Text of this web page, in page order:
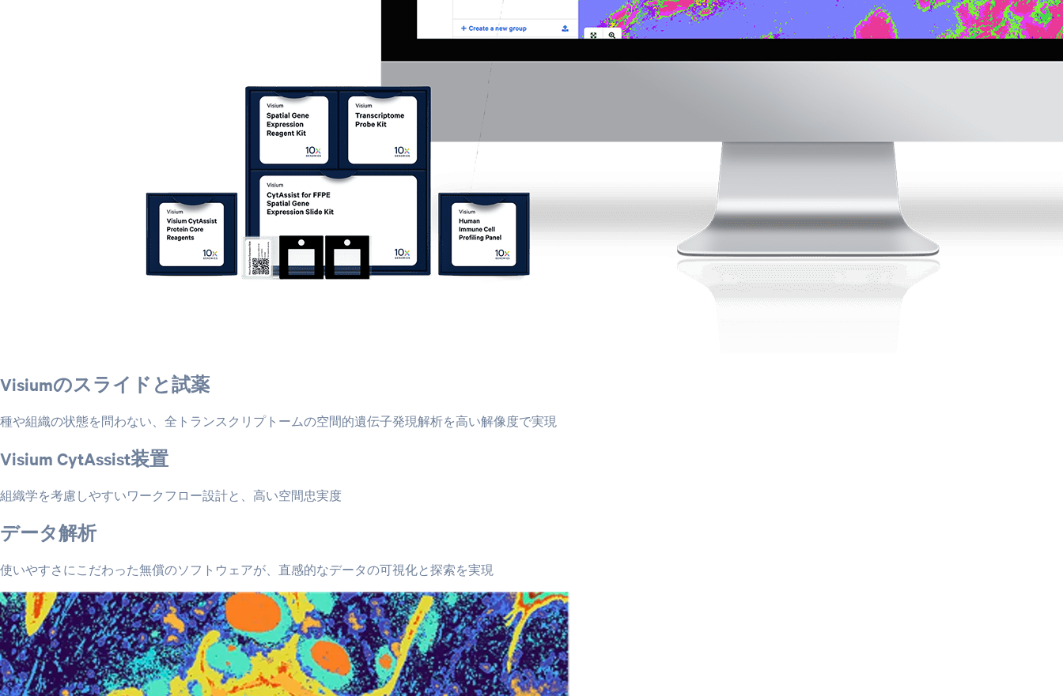
Visiumのスライドと試薬
種や組織の状態を問わない、全トランスクリプトームの空間的遺伝子発現解析を高い解像度で実現
Visium CytAssist装置
組織学を考慮しやすいワークフロー設計と、高い空間忠実度
データ解析
使いやすさにこだわった無償のソフトウェアが、直感的なデータの可視化と探索を実現